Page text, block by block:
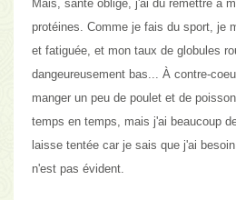
Mais, santé oblige, j'ai dû remettre à
protéines. Comme je fais du sport, je
et fatiguée, et mon taux de globules
dangeureusement bas... À contre-
manger un peu de poulet et de
temps en temps, mais j'ai beaucoup
laisse tentée car je sais que j'ai
n'est pas évident.